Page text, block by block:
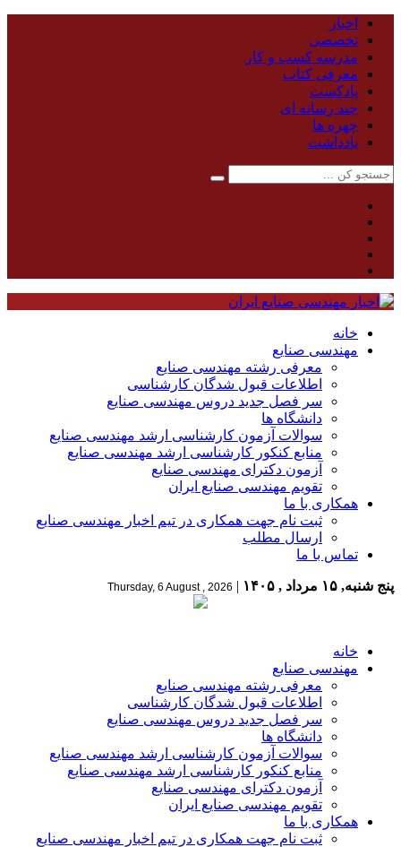
اخبار
تخصصی
مدرسه کسب و کار
معرفی کتاب
پادکست
چند رسانه ای
چهره ها
یادداشت
خانه
مهندسی صنایع
معرفی رشته مهندسی صنایع
اطلاعات قبول شدگان کارشناسی
سر فصل جدید دروس مهندسی صنایع
دانشگاه ها
سوالات آزمون کارشناسی ارشد مهندسی صنایع
منابع کنکور کارشناسی ارشد مهندسی صنایع
آزمون دکترای مهندسی صنایع
تقویم مهندسی صنایع ایران
همکاری با ما
ثبت نام جهت همکاری در تیم اخبار مهندسی صنایع
ارسال مطلب
تماس با ما
پنج شنبه, ۱۵ مرداد , ۱۴۰۵ |
Thursday, 6 August , 2026
خانه
مهندسی صنایع
معرفی رشته مهندسی صنایع
اطلاعات قبول شدگان کارشناسی
سر فصل جدید دروس مهندسی صنایع
دانشگاه ها
سوالات آزمون کارشناسی ارشد مهندسی صنایع
منابع کنکور کارشناسی ارشد مهندسی صنایع
آزمون دکترای مهندسی صنایع
تقویم مهندسی صنایع ایران
همکاری با ما
ثبت نام جهت همکاری در تیم اخبار مهندسی صنایع